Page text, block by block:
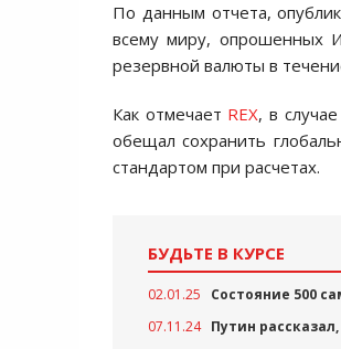
По данным отчета,
всему миру, опрошенных
резервной валюты в
Как отмечает REX, в
обещал сохранить
стандартом при расчетах.
БУДЬТЕ В КУРСЕ
02.01.25
Состояние 500
07.11.24 Путин